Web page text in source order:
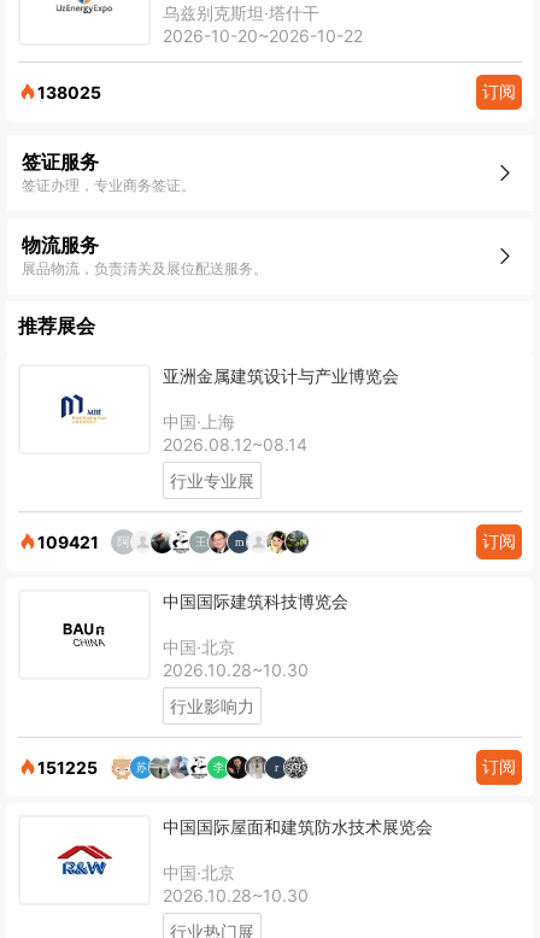
乌兹别克斯坦·塔什干
2026-10-20~2026-10-22
138025 订阅
签证服务
签证办理，专业商务签证。
物流服务
展品物流，负责清关及展位配送服务。
推荐展会
亚洲金属建筑设计与产业博览会
中国·上海
2026.08.12~08.14
行业专业展
109421 订阅
中国国际建筑科技博览会
中国·北京
2026.10.28~10.30
行业影响力
151225 订阅
中国国际屋面和建筑防水技术展览会
中国·北京
2026.10.28~10.30
行业热门展